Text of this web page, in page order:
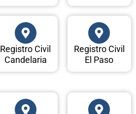
Registro Civil
Candelaria
Registro Civil
El Paso